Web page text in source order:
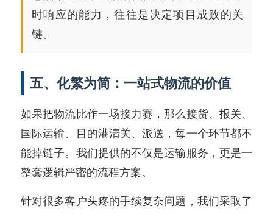
时响应的能力，往往是决定项目成败的关
键。
五、化繁为简：一站式物流的价值
如果把物流比作一场接力赛，那么接货、报关、
国际运输、目的港清关、派送，每一个环节都不
能掉链子。我们提供的不仅是运输服务，更是一
整套逻辑严密的流程方案。
针对很多客户头疼的手续复杂问题，我们采取了